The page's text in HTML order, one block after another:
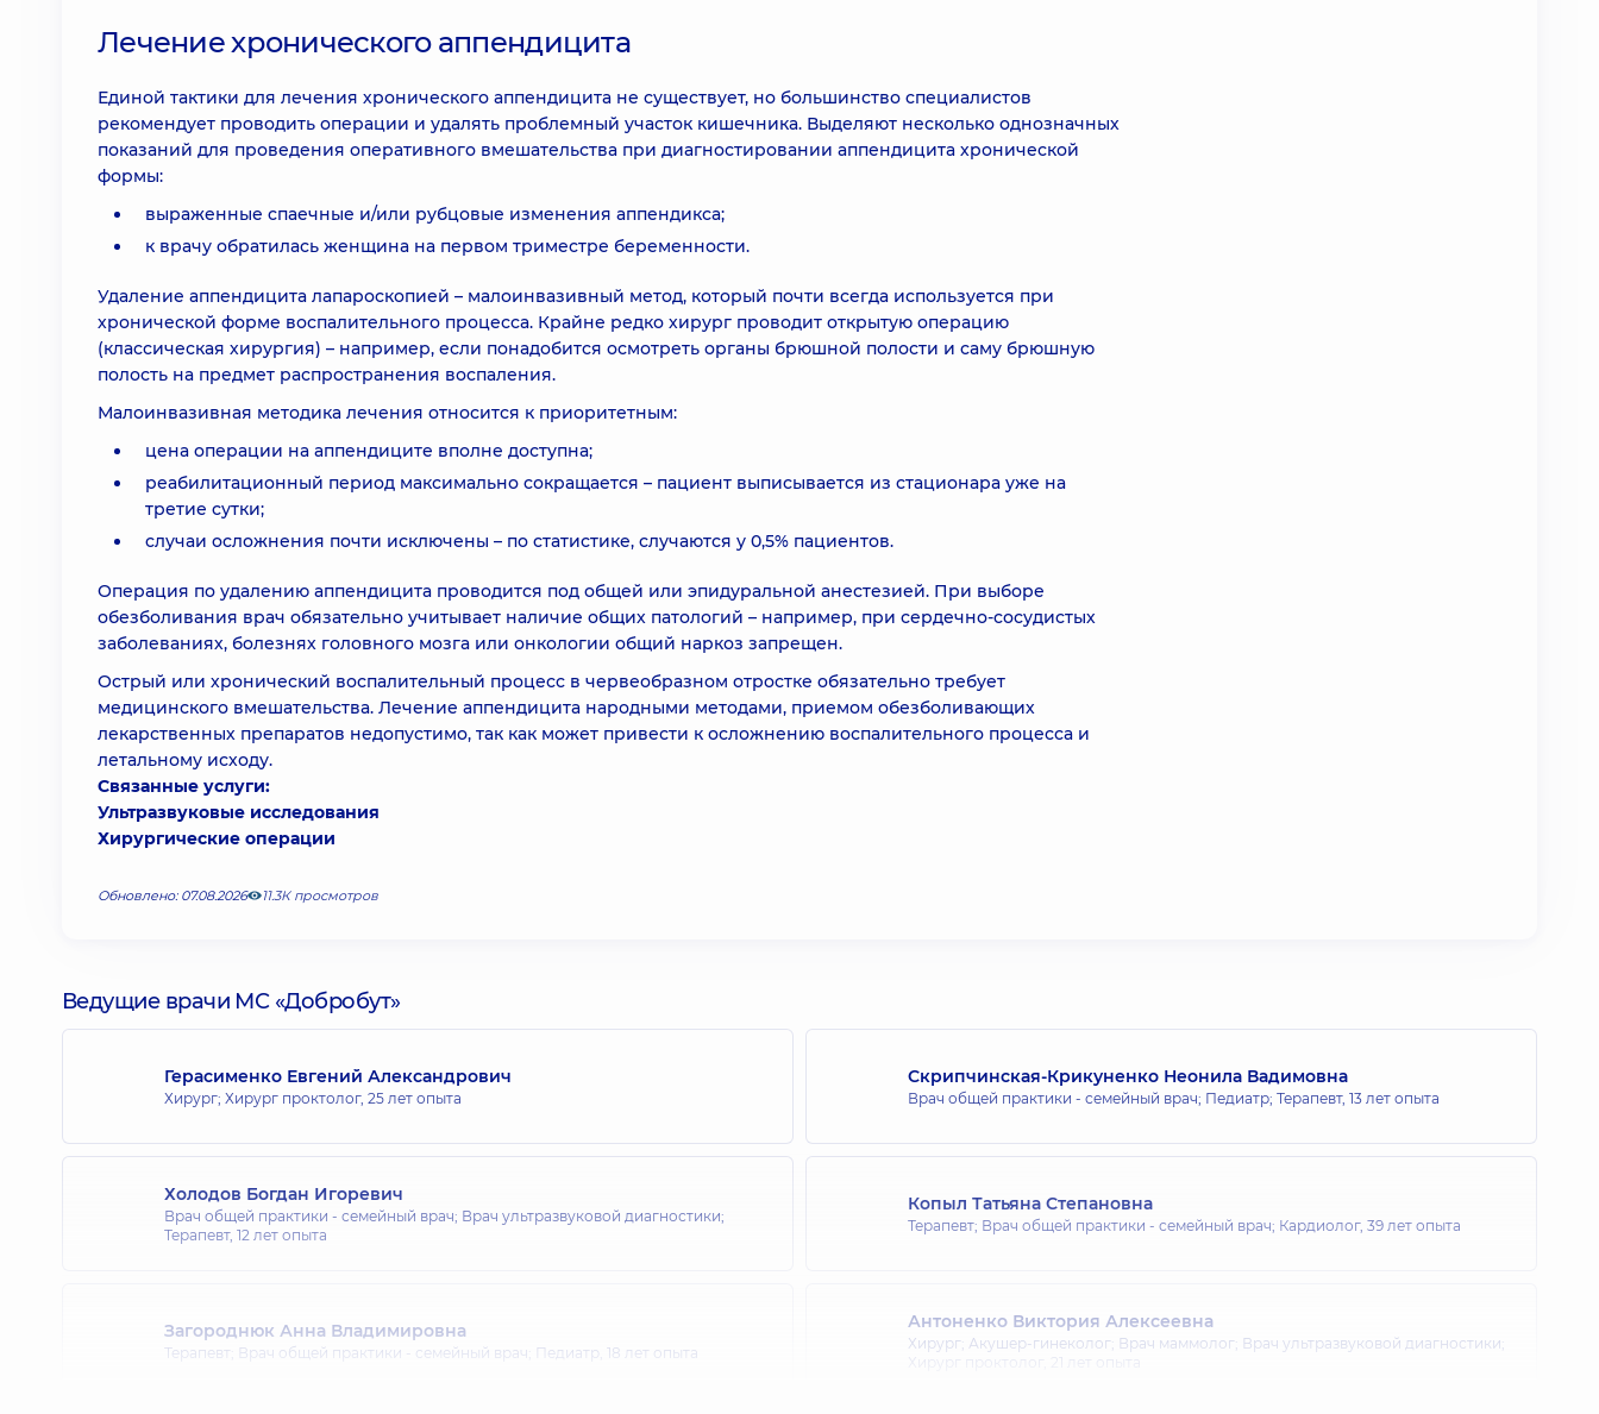
Лечение хронического аппендицита
Единой тактики для лечения хронического аппендицита не существует, но большинство специалистов
рекомендует проводить операции и удалять проблемный участок кишечника. Выделяют несколько однозначных
показаний для проведения оперативного вмешательства при диагностировании аппендицита хронической
формы:
выраженные спаечные и/или рубцовые изменения аппендикса;
к врачу обратилась женщина на первом триместре беременности.
Удаление аппендицита лапароскопией – малоинвазивный метод, который почти всегда используется при
хронической форме воспалительного процесса. Крайне редко хирург проводит открытую операцию
(классическая хирургия) – например, если понадобится осмотреть органы брюшной полости и саму брюшную
полость на предмет распространения воспаления.
Малоинвазивная методика лечения относится к приоритетным:
цена операции на аппендиците вполне доступна;
реабилитационный период максимально сокращается – пациент выписывается из стационара уже на
третие сутки;
случаи осложнения почти исключены – по статистике, случаются у 0,5% пациентов.
Операция по удалению аппендицита проводится под общей или эпидуральной анестезией. При выборе
обезболивания врач обязательно учитывает наличие общих патологий – например, при сердечно-сосудистых
заболеваниях, болезнях головного мозга или онкологии общий наркоз запрещен.
Острый или хронический воспалительный процесс в червеобразном отростке обязательно требует
медицинского вмешательства. Лечение аппендицита народными методами, приемом обезболивающих
лекарственных препаратов недопустимо, так как может привести к осложнению воспалительного процесса и
летальному исходу.
Связанные услуги:
Ультразвуковые исследования
Хирургические операции
Обновлено: 07.08.2026 11.3К просмотров
Ведущие врачи МС «Добробут»
Герасименко Евгений Александрович
Хирург; Хирург проктолог, 25 лет опыта
Скрипчинская-Крикуненко Неонила Вадимовна
Врач общей практики - семейный врач; Педиатр; Терапевт, 13 лет опыта
Холодов Богдан Игоревич
Врач общей практики - семейный врач; Врач ультразвуковой диагностики;
Терапевт, 12 лет опыта
Копыл Татьяна Степановна
Терапевт; Врач общей практики - семейный врач; Кардиолог, 39 лет опыта
Загороднюк Анна Владимировна
Терапевт; Врач общей практики - семейный врач; Педиатр, 18 лет опыта
Антоненко Виктория Алексеевна
Хирург; Акушер-гинеколог; Врач маммолог; Врач ультразвуковой диагностики;
21 лет опыта